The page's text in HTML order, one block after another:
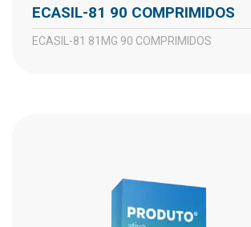
ECASIL-81 90 COMPRIMIDOS
ECASIL-81 81MG 90 COMPRIMIDOS